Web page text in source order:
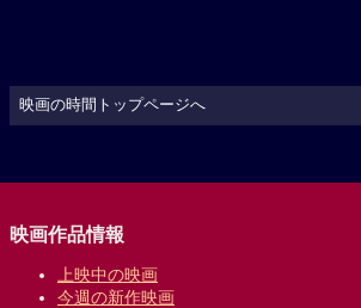
映画の時間トップページへ
映画作品情報
上映中の映画
今週の新作映画